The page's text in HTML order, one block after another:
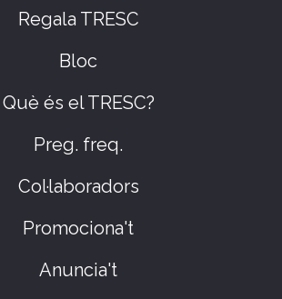
Regala TRESC
Bloc
Què és el TRESC?
Preg. freq.
Col·laboradors
Promociona't
Anuncia't